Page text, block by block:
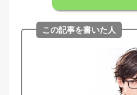
この記事を書いた人